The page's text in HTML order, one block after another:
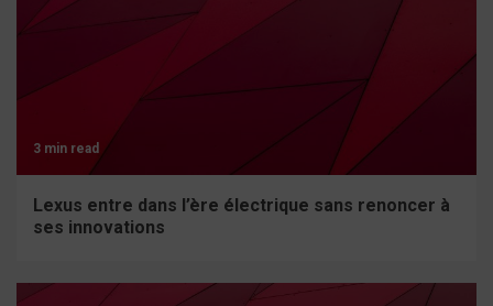
3 min read
Lexus entre dans l’ère électrique sans renoncer à
ses innovations